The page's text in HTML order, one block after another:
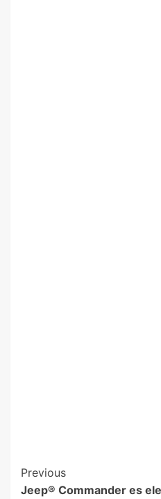
Previous
Jeep® Commander es